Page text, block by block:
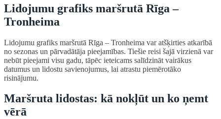
Lidojumu grafiks maršrutā Rīga –
Tronheima
Lidojumu grafiks maršrutā Rīga – Tronheima var atšķirties atkarībā
no sezonas un pārvadātāja pieejamības. Tiešie reisi šajā virzienā var
nebūt pieejami visu gadu, tāpēc ieteicams salīdzināt vairākus
datumus un lidostu savienojumus, lai atrastu piemērotāko
risinājumu.
Maršruta lidostas: kā nokļūt un ko ņemt
vērā